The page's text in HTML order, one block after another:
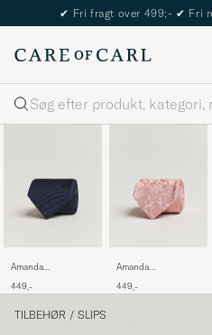
The Care of
Søg
Amanda
Classic Tie 8 cm
449,-
Amanda
Tonal Paisley Tie 8
449,-
TILBEHØR / SLIPS